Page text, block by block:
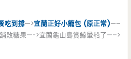
吃到撐—>宜蘭正好小籠包 (原正常)—–
敗糖果—->宜蘭龜山島賞鯨暈船了—–>